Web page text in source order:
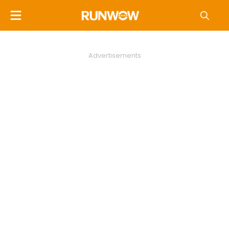
Advertisements